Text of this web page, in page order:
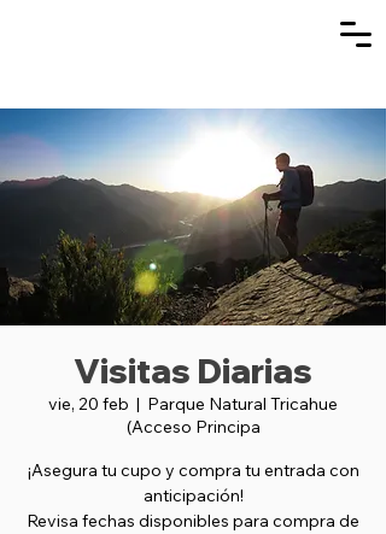
Visitas Diarias
vie, 20 feb
  |
Parque Natural Tricahue
(Acceso Principa
¡Asegura tu cupo y compra tu entrada con
anticipación!
Revisa fechas disponibles para compra de